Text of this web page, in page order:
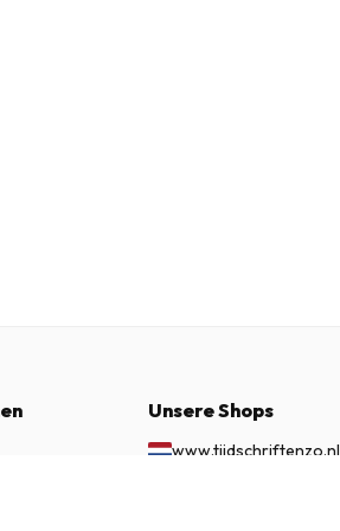
Unsere Shops
www.tijdschriftenzo.nl